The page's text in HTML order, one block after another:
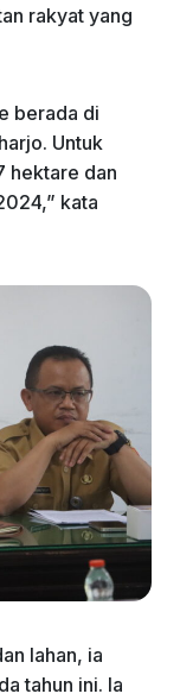
rakyat yang
berada di
Untuk
hektare dan
kata
lahan, ia
tahun ini. Ia